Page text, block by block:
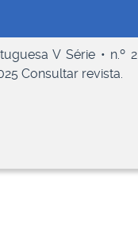
V Série • n.º
Consultar revista.